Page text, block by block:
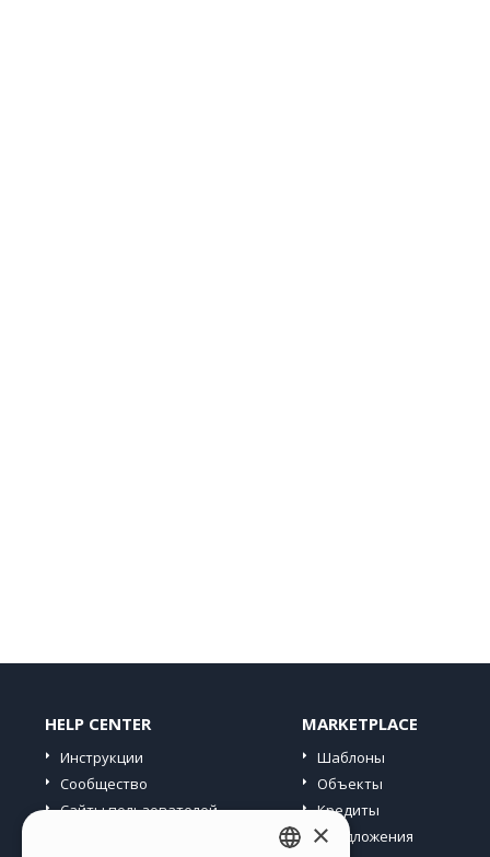
HELP CENTER
Инструкции
Сообщество
Сайты пользователей
MARKETPLACE
Шаблоны
Объекты
Кредиты
Предложения
×